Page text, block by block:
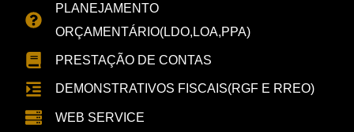
PLANEJAMENTO
ORÇAMENTÁRIO(LDO,LOA,PPA)
PRESTAÇÃO DE CONTAS
DEMONSTRATIVOS FISCAIS(RGF E RREO)
WEB SERVICE